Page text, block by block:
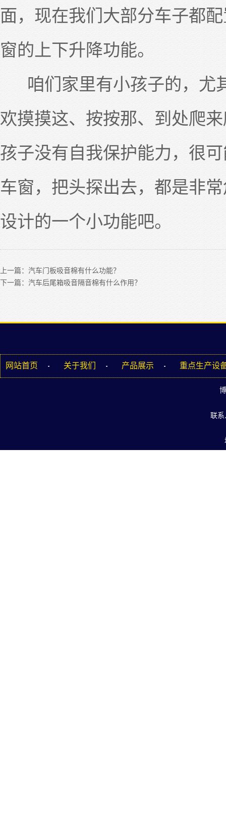
面，现在我们大部分车子都
窗的上下升降功能。
咱们家里有小孩子的，尤
欢摸摸这、按按那、到处爬
孩子没有自我保护能力，很
车窗，把头探出去，都是非
设计的一个小功能吧。
上一篇：汽车门板吸音棉有什么功能？
下一篇：汽车后尾箱吸音隔音棉有什么作用？
网站首页 关于我们 产品展示 重点生产设
联